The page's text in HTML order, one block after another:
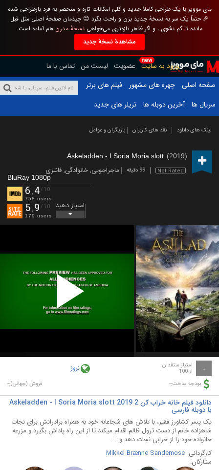
مای موویز با یک طراحی کاملاً جدید و کلی امکانات تازه و منحصر به فرد بازطراحی شده
🎉 حتماً یک سر به نسخهٔ جدید بزن و راحت بگرد 😊 چیدمان صفحهٔ اصلی مثل قبل
مانده تا گم نشوی ، و اگر ظاهر تازه‌تری می‌خواهینسخهٔ مدرن هم آماده است.
مشاهدهٔ نسخهٔ جدید
new
ورود به سایت عضویت لیست من تماس با ما
صفحه اصلی
چهره های مشهور
فیلم های برتر
سریال ها
آخرین دوبله ها تریلر های جدید
لینک های دانلود نقد های کاربران بازیگران و عوامل
Askeladden - I Soria Moria slott (2019)
Not Rated 99 دقیقه ماجراجویی,خانوادگی,فانتزی
BluRay 1080p
6.4/10
758 users
5.9 /10
179 users
امتیاز دهید
Play
Video
- امتیاز منتقدان
از 100 نروژ
بودجه ساخت:- فروش (جهانی):-
دانلود فیلم خانه خراب کن 2 Askeladden - I Soria Moria slott 2019
با دوبله فارسی
یک پسر کشاورز فقیر، با تلاش های شجاعانه خود به همراه برادرانش برای نجات
شاهزاده خانم از دست ترول ظالم اقدام میکند تا از این راه پاداش بگیرد و مزرعه
خانواده خود را از خرابی نجات دهد و ....
کارگردانی: Mikkel Brænne Sandemose
ستارگان: